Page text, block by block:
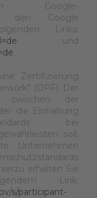
Google-
den Google
Links:
und
Zertifizierung
(DPF). Der
der
die Einhaltung
bei
soll.
Unternehmen
erhalten Sie
Link:
s/participant-